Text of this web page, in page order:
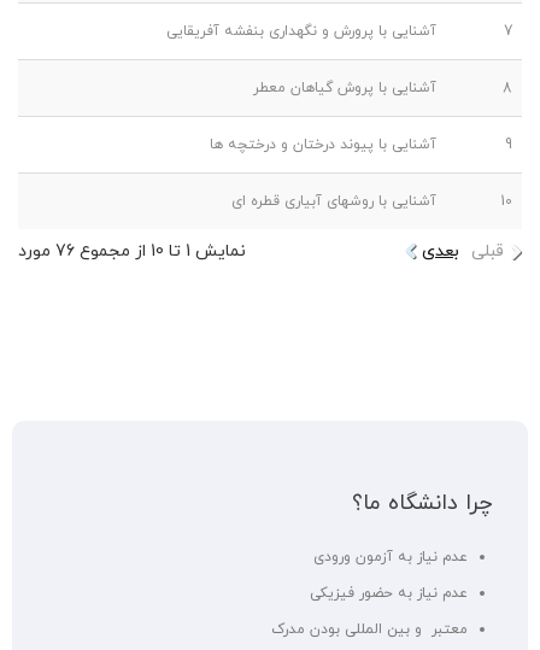
7 آشنایی با پرورش و نگهداری بنفشه آفریقایی
8 آشنایی با پروش گیاهان معطر
9 آشنایی با پیوند درختان و درختچه ها
10 آشنایی با روشهای آبیاری قطره ای
نمایش 1 تا 10 از مجموع 76 مورد قبلی بعدی
چرا دانشگاه ما؟
عدم نیاز به آزمون ورودی
عدم نیاز به حضور فیزیکی
معتبر و بین المللی بودن مدرک